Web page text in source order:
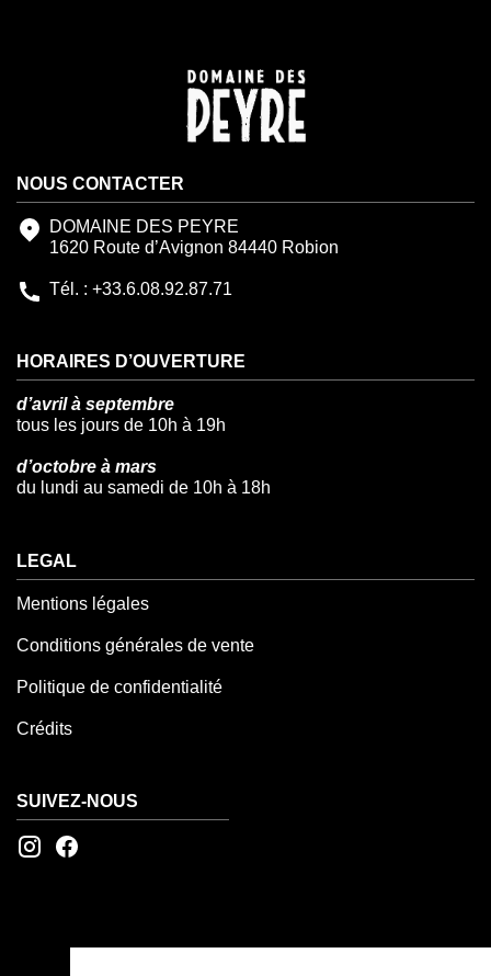
NOUS CONTACTER
DOMAINE DES PEYRE
1620 Route d’Avignon 84440 Robion
Tél. : +33.6.08.92.87.71
HORAIRES D’OUVERTURE
d’avril à septembre
tous les jours de 10h à 19h
d’octobre à mars
du lundi au samedi de 10h à 18h
LEGAL
Mentions légales
Conditions générales de vente
Politique de confidentialité
Crédits
SUIVEZ-NOUS